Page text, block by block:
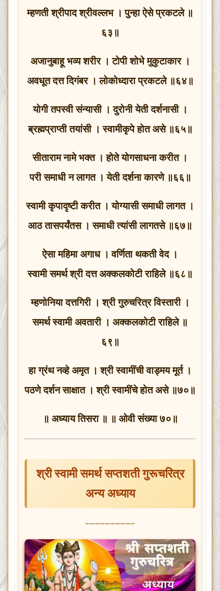
म्हणती श्रीपाद श्रीवल्लभ । पुन्हा ऐसे प्रकटले ॥
६३॥
अजानुबाहू भव्य शरीर । टोपी शोभे मुकुटाकार ।
अवधूत दत्त दिगंबर । लोकोध्दारा प्रकटले ॥६४॥
योगी तपस्वी संन्यासी । दुरोनी येती दर्शनासी ।
ब्रह्मप्राप्ती तयांसी । स्वामीकृपे होत असे ॥६५॥
सीताराम नामे भक्त । होते योगसाधना करीत ।
परी समाधी न लागत । येती दर्शना कारणे ॥६६॥
स्वामी कृपादृष्टी करीत । योग्यासी समाधी लागत ।
आठ तासपर्यंतस । समाधी त्यांसी लागतसे ॥६७॥
ऐसा महिमा अगाध । वर्णिता थकती वेद ।
स्वामी समर्थ श्री दत्त अक्कलकोटी राहिले ॥६८॥
म्हणोनिया दत्तगिरी । श्री गुरुचरित्र विस्तारी ।
समर्थ स्वामी अवतारी । अक्कलकोटी राहिले ॥
६९॥
हा ग्रंथ नव्हे अमृत । श्री स्वामींची वाड्मय मूर्त ।
पठणे दर्शन साक्षात । श्री स्वामींचे होत असे ॥७०॥
॥ अध्याय तिसरा ॥ ॥ ओवी संख्या ७०॥
श्री स्वामी समर्थ सप्तशती गुरूचरित्र
अन्य अध्याय